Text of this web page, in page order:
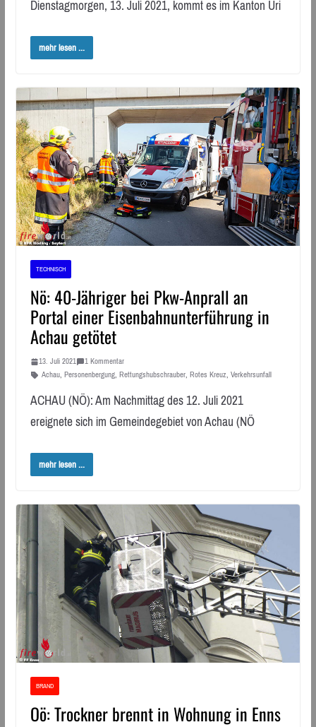
Dienstagmorgen, 13. Juli 2021, kommt es im Kanton Uri
mehr lesen ...
TECHNISCH
Nö: 40-Jähriger bei Pkw-Anprall an
Portal einer Eisenbahnunterführung in
Achau getötet
13. Juli 2021
1 Kommentar
Achau, Personenbergung, Rettungshubschrauber, Rotes Kreuz, Verkehrsunfall
ACHAU (NÖ): Am Nachmittag des 12. Juli 2021
ereignete sich im Gemeindegebiet von Achau (NÖ
mehr lesen ...
BRAND
Oö: Trockner brennt in Wohnung in Enns